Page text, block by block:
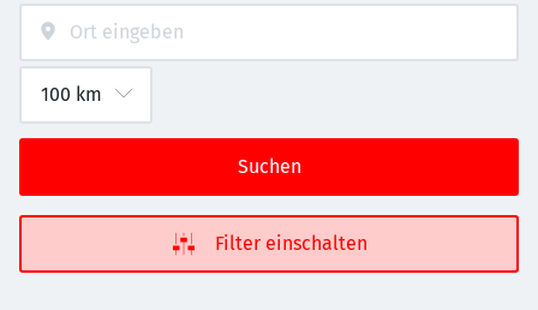
Suchen
Filter einschalten